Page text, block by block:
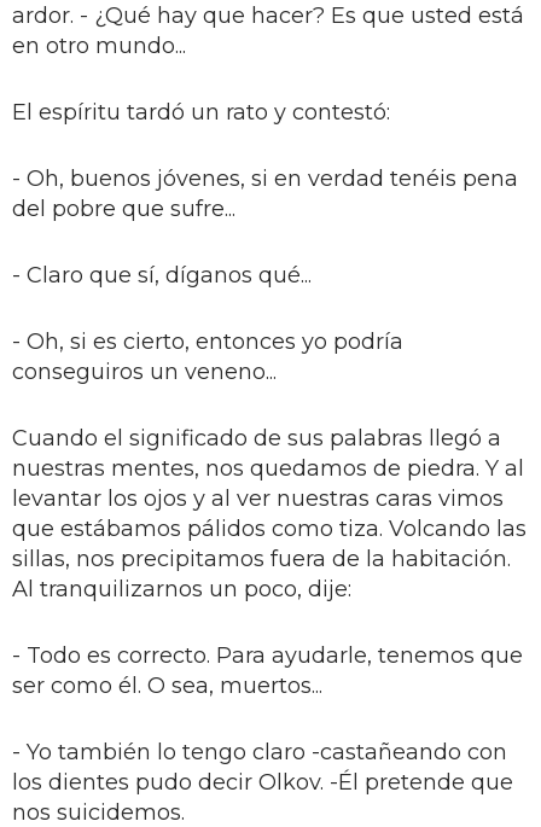
ardor. - ¿Qué hay que hacer? Es que usted está
en otro mundo...
El espíritu tardó un rato y contestó:
- Oh, buenos jóvenes, si en verdad tenéis pena
del pobre que sufre...
- Claro que sí, díganos qué...
- Oh, si es cierto, entonces yo podría
conseguiros un veneno...
Cuando el significado de sus palabras llegó a
nuestras mentes, nos quedamos de piedra. Y al
levantar los ojos y al ver nuestras caras vimos
que estábamos pálidos como tiza. Volcando las
sillas, nos precipitamos fuera de la habitación.
Al tranquilizarnos un poco, dije:
- Todo es correcto. Para ayudarle, tenemos que
ser como él. O sea, muertos...
- Yo también lo tengo claro -castañeando con
los dientes pudo decir Olkov. -Él pretende que
nos suicidemos.